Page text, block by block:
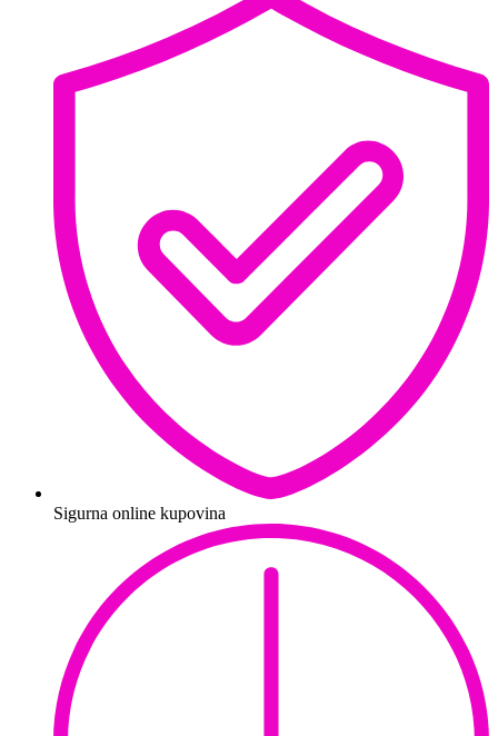
Sigurna online kupovina